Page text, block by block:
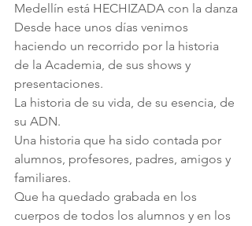
Medellín está HECHIZADA con la danza
Desde hace unos días venimos
haciendo un recorrido por la historia
de la Academia, de sus shows y
presentaciones.
La historia de su vida, de su esencia, de
su ADN.
Una historia que ha sido contada por
alumnos, profesores, padres, amigos y
familiares.
Que ha quedado grabada en los
cuerpos de todos los alumnos y en los